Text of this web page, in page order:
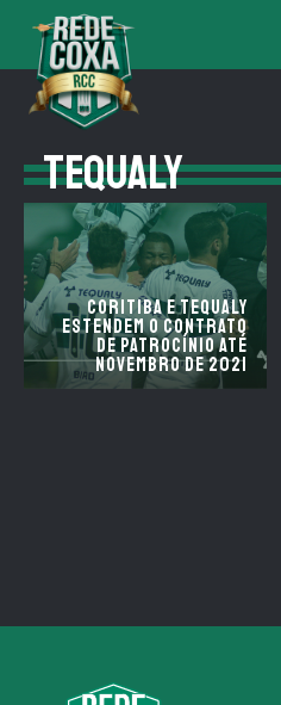
TEQUALY
Coritiba e Tequaly
estendem o contrato
de patrocínio até
novembro de 2021